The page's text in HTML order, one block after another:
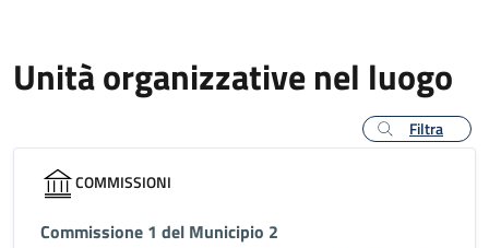
Unità organizzative nel luogo
Filtra
COMMISSIONI
Commissione 1 del Municipio 2